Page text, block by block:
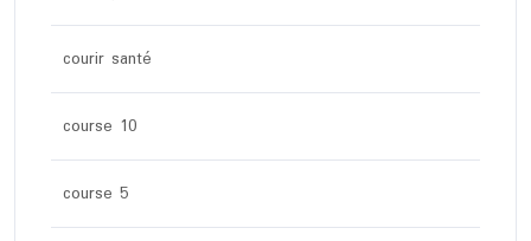
courir santé
course 10
course 5